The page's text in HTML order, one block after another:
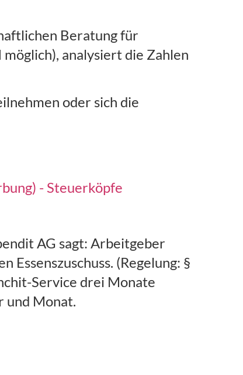
Beratung für
analysiert die Zahlen
oder sich die
- Steuerköpfe
AG sagt: Arbeitgeber
(Regelung: §
Service drei Monate
und Monat.